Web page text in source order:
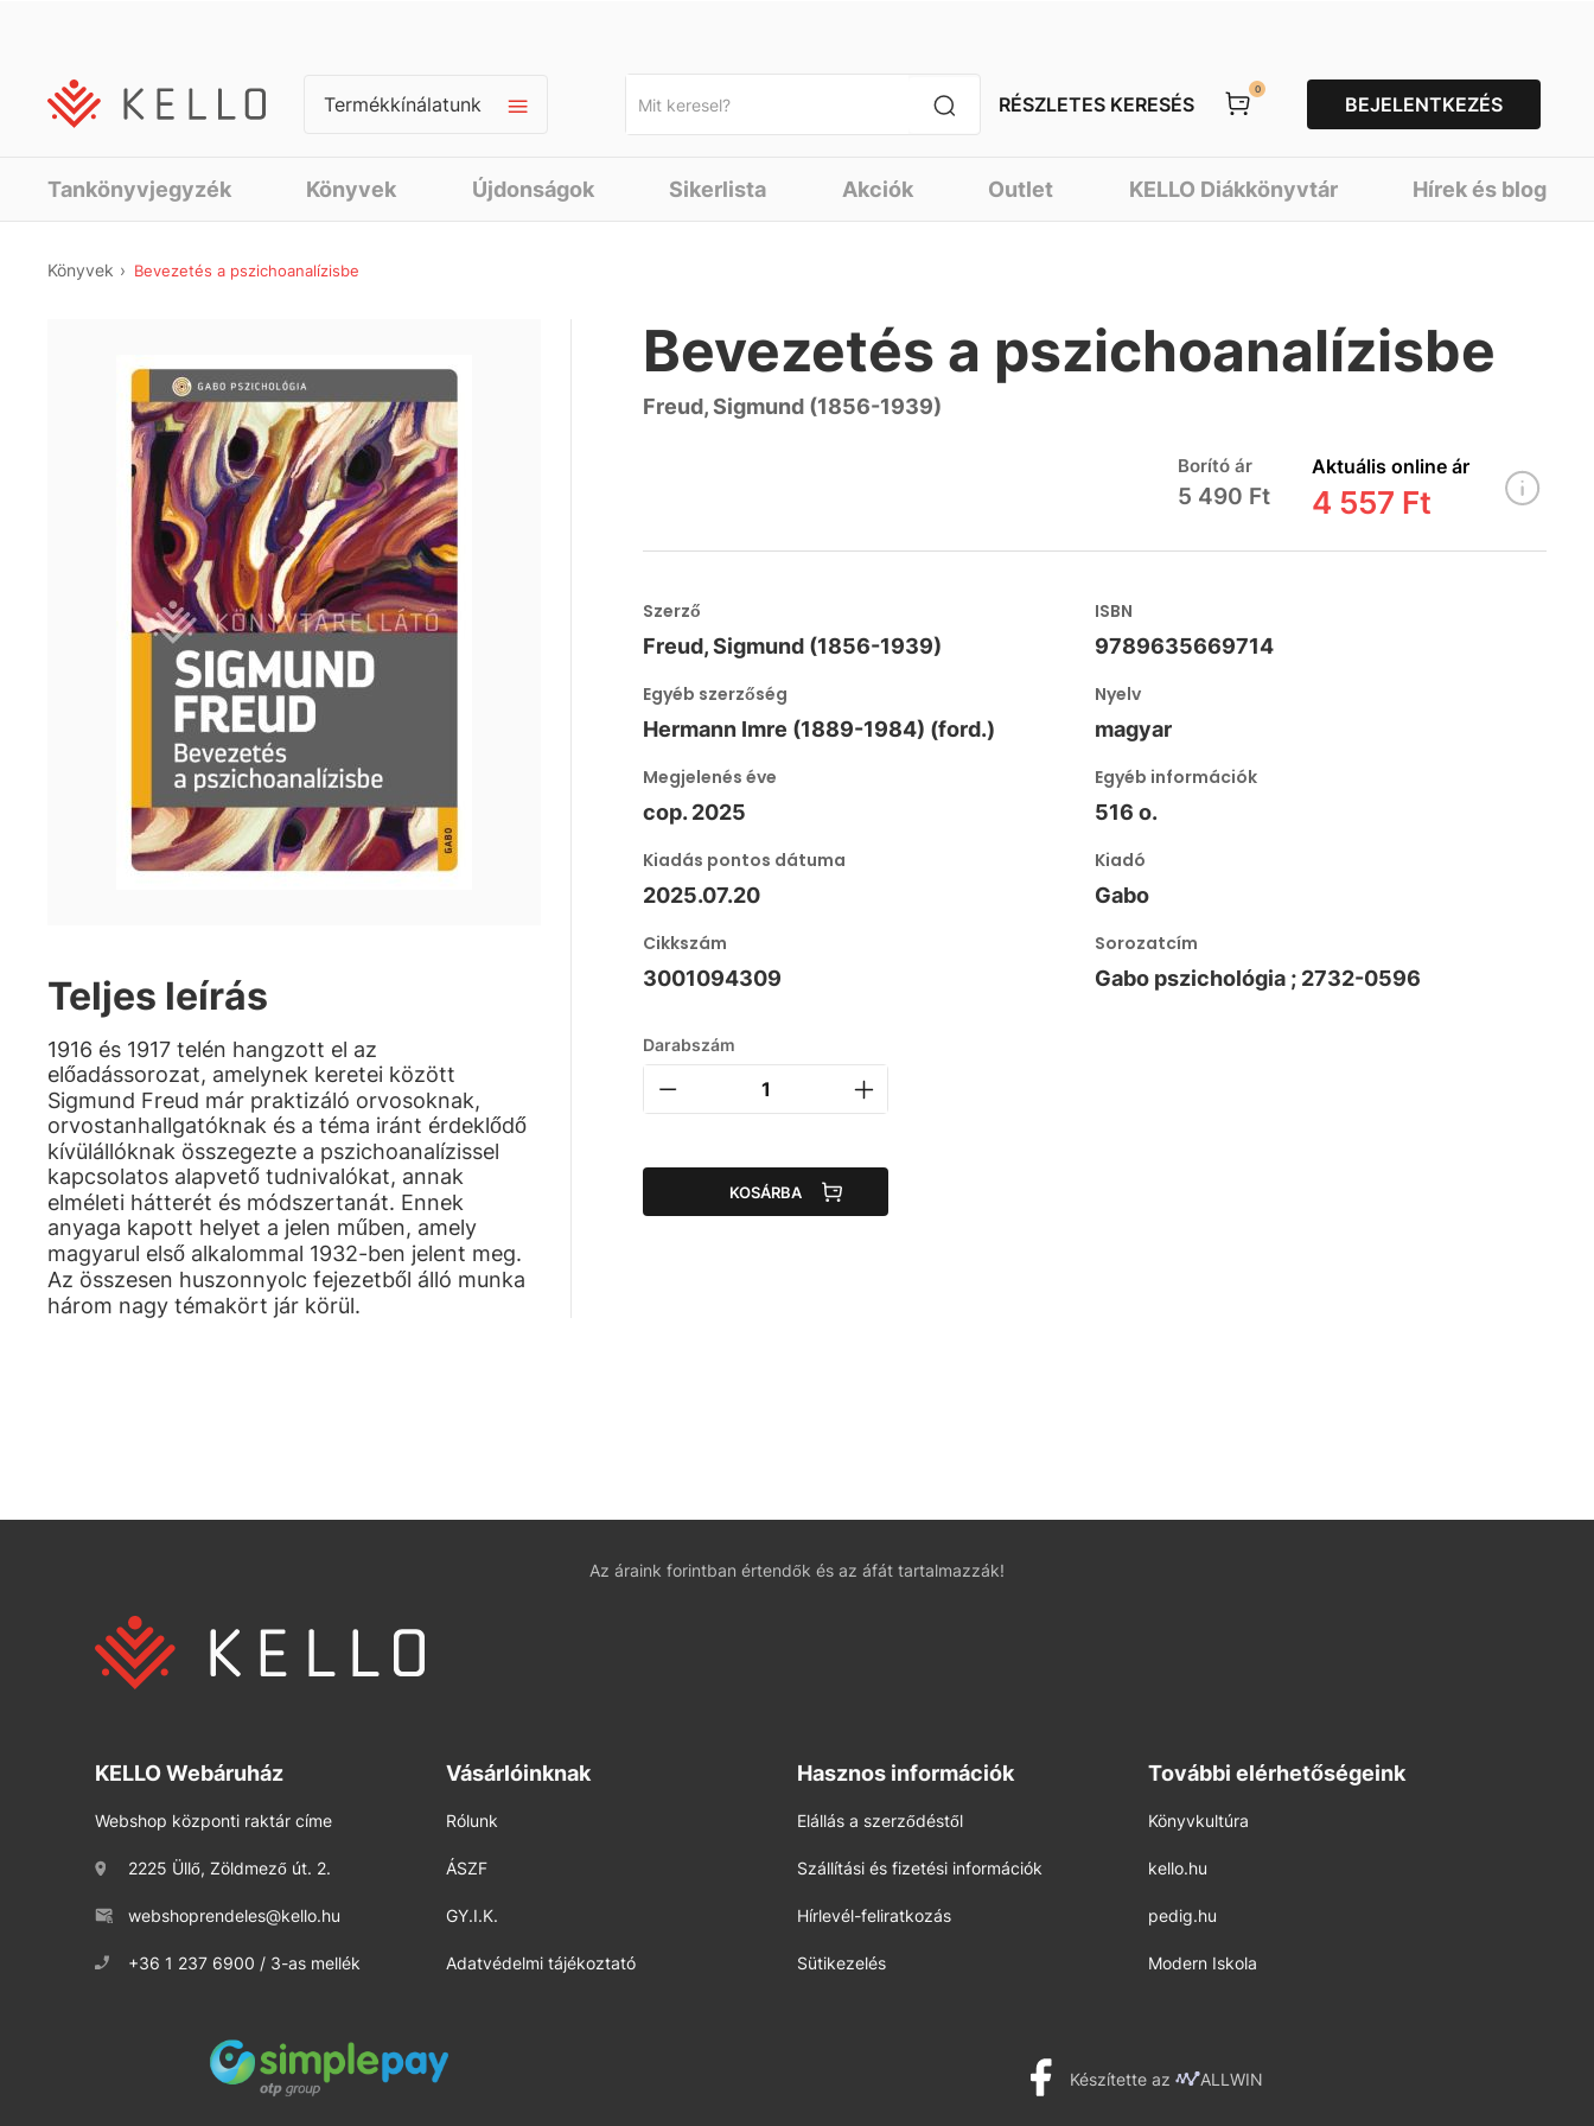
Termékkínálatunk RÉSZLETES KERESÉS
0
BEJELENTKEZÉS
Tankönyvjegyzék Könyvek Újdonságok Sikerlista Akciók Outlet KELLO Diákkönyvtár Hírek és blog
Könyvek Bevezetés a pszichoanalízisbe
Teljes leírás
1916 és 1917 telén hangzott el az
előadássorozat, amelynek keretei között
Sigmund Freud már praktizáló orvosoknak,
orvostanhallgatóknak és a téma iránt érdeklődő
kívülállóknak összegezte a pszichoanalízissel
kapcsolatos alapvető tudnivalókat, annak
elméleti hátterét és módszertanát. Ennek
anyaga kapott helyet a jelen műben, amely
magyarul első alkalommal 1932-ben jelent meg.
Az összesen huszonnyolc fejezetből álló munka
három nagy témakört jár körül.
Bevezetés a pszichoanalízisbe
Freud, Sigmund (1856-1939)
Borító ár
5 490 Ft
Aktuális online ár
4 557 Ft
Szerző
Freud, Sigmund (1856-1939)
ISBN
9789635669714
Egyéb szerzőség
Hermann Imre (1889-1984) (ford.)
Nyelv
magyar
Megjelenés éve
cop. 2025
Egyéb információk
516 o.
Kiadás pontos dátuma
2025.07.20
Kiadó
Gabo
Cikkszám
3001094309
Sorozatcím
Gabo pszichológia ; 2732-0596
Darabszám
KOSÁRBA
Az áraink forintban értendők és az áfát tartalmazzák!
KELLO Webáruház
Webshop központi raktár címe
2225 Üllő, Zöldmező út. 2.
webshoprendeles@kello.hu
+36 1 237 6900 / 3-as mellék
Vásárlóinknak
Rólunk
ÁSZF
GY.I.K.
Adatvédelmi tájékoztató
Hasznos információk
Elállás a szerződéstől
Szállítási és fizetési információk
Hírlevél-feliratkozás
Sütikezelés
További elérhetőségeink
Könyvkultúra
kello.hu
pedig.hu
Modern Iskola
Készítette az ALLWIN